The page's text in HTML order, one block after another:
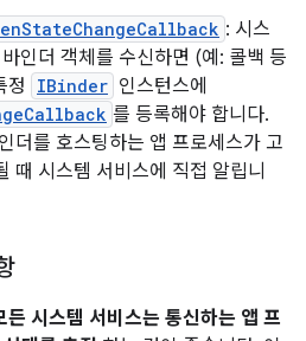
: 시스
인더 객체를 수신하면 (예: 콜백 등
정
IBinder 인스턴스에
를 등록해야 합니다.
더를 호스팅하는 앱 프로세스가 고
때 시스템 서비스에 직접 알립니
든 시스템 서비스는 통신하는 앱 프